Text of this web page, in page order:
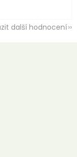
další hodnocení